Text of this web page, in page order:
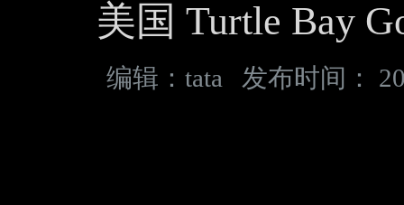
美国 Turtle Bay
编辑： tata 发布时间：